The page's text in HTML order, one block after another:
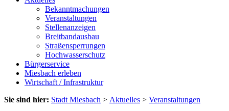
Bekanntmachungen
Veranstaltungen
Stellenanzeigen
Breitbandausbau
Straßensperrungen
Hochwasserschutz
Bürgerservice
Miesbach erleben
Wirtschaft / Infrastruktur
Sie sind hier: Stadt Miesbach > Aktuelles > Veranstaltungen